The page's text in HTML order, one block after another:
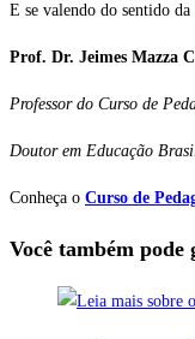
E se valendo do sentido
Prof. Dr. Jeimes Mazza
Professor do Curso de
Doutor em Educação
Conheça o Curso de
Você também pode